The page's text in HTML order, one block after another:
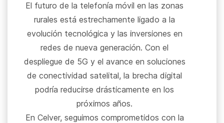
El futuro de la telefonía móvil en las zonas
rurales está estrechamente ligado a la
evolución tecnológica y las inversiones en
redes de nueva generación. Con el
despliegue de 5G y el avance en soluciones
de conectividad satelital, la brecha digital
podría reducirse drásticamente en los
próximos años.
En Celver, seguimos comprometidos con la